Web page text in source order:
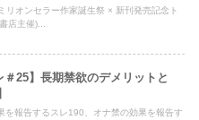
リオンセラー作家誕生祭 × 新刊発売記念ト
店主催)...
＃25】長期禁欲のデメリットと
を報告するスレ190、オナ禁の効果を報告す